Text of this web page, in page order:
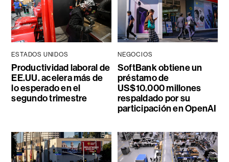
ESTADOS UNIDOS
Productividad laboral de
EE.UU. acelera más de
lo esperado en el
segundo trimestre
NEGOCIOS
SoftBank obtiene un
préstamo de
US$10.000 millones
respaldado por su
participación en OpenAI